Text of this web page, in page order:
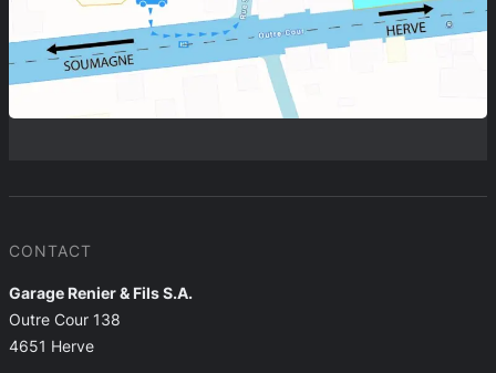
CONTACT
Garage Renier & Fils S.A.
Outre Cour 138
4651 Herve